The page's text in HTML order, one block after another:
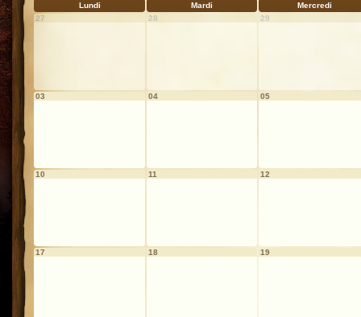
Lundi Mardi
Mercredi
27
28 29
03 04 05
10 11 12
17 18 19